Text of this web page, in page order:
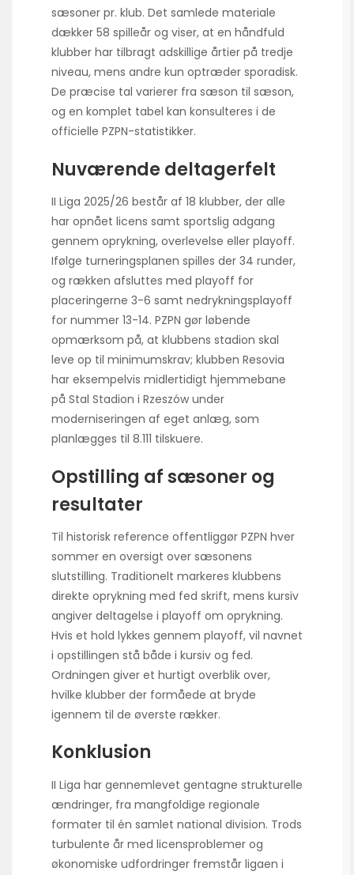
sæsoner pr. klub. Det samlede materiale
dækker 58 spilleår og viser, at en håndfuld
klubber har tilbragt adskillige årtier på tredje
niveau, mens andre kun optræder sporadisk.
De præcise tal varierer fra sæson til sæson,
og en komplet tabel kan konsulteres i de
officielle PZPN-statistikker.
Nuværende deltagerfelt
II Liga 2025/26 består af 18 klubber, der alle
har opnået licens samt sportslig adgang
gennem oprykning, overlevelse eller playoff.
Ifølge turneringsplanen spilles der 34 runder,
og rækken afsluttes med playoff for
placeringerne 3-6 samt nedryknings­playoff
for nummer 13-14. PZPN gør løbende
opmærksom på, at klubbens stadion skal
leve op til minimums­krav; klubben Resovia
har eksempelvis midlertidigt hjemmebane
på Stal Stadion i Rzeszów under
moderniseringen af eget anlæg, som
planlægges til 8.111 tilskuere.
Opstilling af sæsoner og
resultater
Til historisk reference offentliggør PZPN hver
sommer en oversigt over sæsonens
slutstilling. Traditionelt markeres klubbens
direkte oprykning med fed skrift, mens kursiv
angiver deltagelse i playoff om oprykning.
Hvis et hold lykkes gennem playoff, vil navnet
i opstillingen stå både i kursiv og fed.
Ordningen giver et hurtigt overblik over,
hvilke klubber der formåede at bryde
igennem til de øverste rækker.
Konklusion
II Liga har gennemlevet gentagne strukturelle
ændringer, fra mangfoldige regionale
formater til én samlet national division. Trods
turbulente år med licensproblemer og
økonomiske udfordringer fremstår ligaen i